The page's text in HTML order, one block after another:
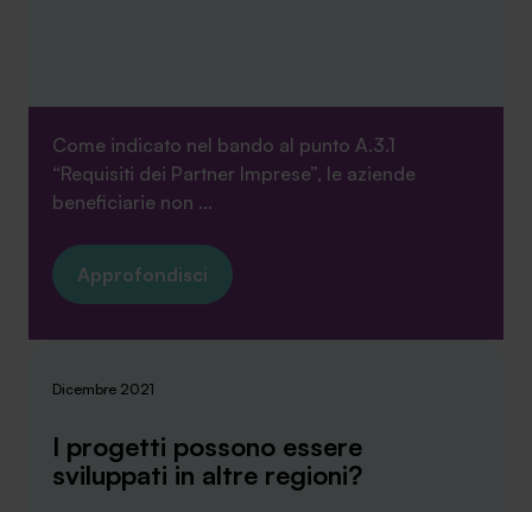
Come indicato nel bando al punto A.3.1
“Requisiti dei Partner Imprese”, le aziende
beneficiarie non ...
Approfondisci
Dicembre 2021
I progetti possono essere
sviluppati in altre regioni?